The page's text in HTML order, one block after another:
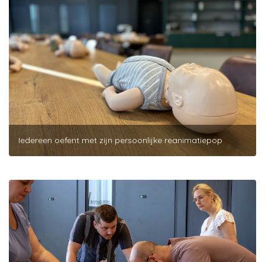
Iedereen oefent met zijn persoonlijke reanimatiepop